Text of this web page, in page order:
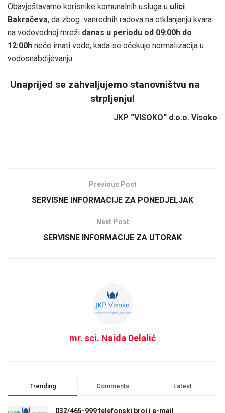
Obavještavamo korisnike komunalnih usluga u ulici
Bakračeva, da zbog vanrednih radova na otklanjanju kvara
na vodovodnoj mreži danas u periodu od 09:00h do
12:00h neće imati vode, kada se očekuje normalizacija u
vodosnabdijevanju.
Unaprijed se zahvaljujemo stanovništvu na
strpljenju!
JKP “VISOKO“ d.o.o. Visoko
Previous Post
SERVISNE INFORMACIJE ZA PONEDJELJAK
Next Post
SERVISNE INFORMACIJE ZA UTORAK
mr. sci. Naida Delalić
Trending Comments Latest
032/465-999 telefonski broj i e-mail